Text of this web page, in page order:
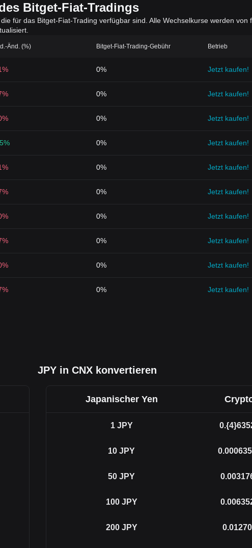
Bitget-Fiat-Tradings
für das Bitget-Fiat-Trading verfügbar sind. Alle Wechselkurse werden von
Änd. (%) Bitget-Fiat-Trading-Gebühr Betrieb
0% Jetzt kaufen!
0% Jetzt kaufen!
0% Jetzt kaufen!
0% Jetzt kaufen!
0% Jetzt kaufen!
0% Jetzt kaufen!
0% Jetzt kaufen!
0% Jetzt kaufen!
0% Jetzt kaufen!
0% Jetzt kaufen!
JPY in CNX konvertieren
Japanischer Yen
1 JPY
10 JPY
50 JPY
100 JPY
200 JPY 0.01270